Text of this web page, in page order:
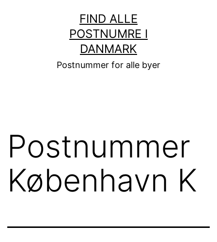
FIND ALLE
POSTNUMRE I
DANMARK
Postnummer for alle byer
Postnummer
København K